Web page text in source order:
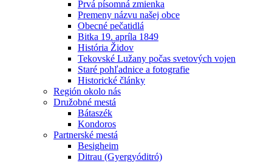
Prvá písomná zmienka
Premeny názvu našej obce
Obecné pečatidlá
Bitka 19. apríla 1849
História Židov
Tekovské Lužany počas svetových vojen
Staré pohľadnice a fotografie
Historické články
Región okolo nás
Družobné mestá
Bátaszék
Kondoros
Partnerské mestá
Besigheim
Ditrau (Gyergyóditró)